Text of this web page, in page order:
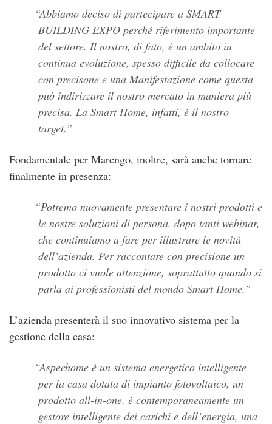
Abbiamo deciso di partecipare a SMART
BUILDING EXPO perché riferimento importante
del settore. Il nostro, di fato, è un ambito in
continua evoluzione, spesso difficile da collocare
con precisone e una Manifestazione come questa
può indirizzare il nostro mercato in maniera più
precisa. La Smart Home, infatti, è il nostro
target.
Fondamentale per Marengo, inoltre, sarà anche tornare
finalmente in presenza:
Potremo nuovamente presentare i nostri prodotti e
le nostre soluzioni di persona, dopo tanti webinar,
che continuiamo a fare per illustrare le novità
dell’azienda. Per raccontare con precisione un
prodotto ci vuole attenzione, soprattutto quando si
parla ai professionisti del mondo Smart Home.
L’azienda presenterà il suo innovativo sistema per la
gestione della casa:
Aspechome è un sistema energetico intelligente
per la casa dotata di impianto fotovoltaico, un
prodotto all-in-one, è contemporaneamente un
gestore intelligente dei carichi e dell’energia, una